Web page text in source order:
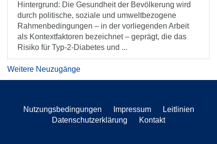
Hintergrund: Die Gesundheit der Bevölkerung wird
durch politische, soziale und umweltbezogene
Rahmenbedingungen – in der vorliegenden Arbeit
als Kontextfaktoren bezeichnet – geprägt, die das
Risiko für Typ-2-Diabetes und ...
Weitere Neuzugänge
Nutzungsbedingungen Impressum
Leitlinien
Datenschutzerklärung
Kontakt